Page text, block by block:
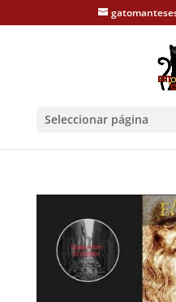
Seleccionar página